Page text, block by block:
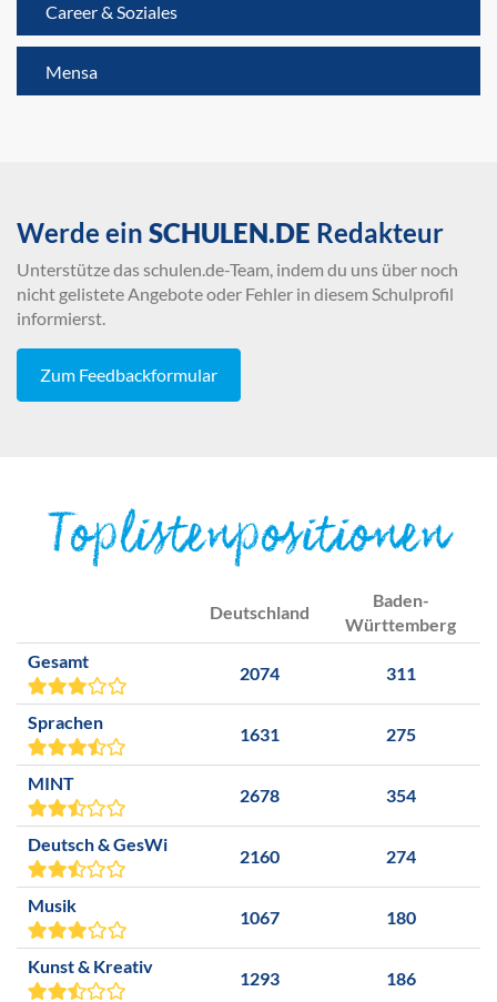
Career & Soziales
Mensa
Werde ein SCHULEN.DE Redakteur
Unterstütze das schulen.de-Team, indem du uns über noch
nicht gelistete Angebote oder Fehler in diesem Schulprofil
informierst.
Zum Feedbackformular
Toplistenpositionen
Deutschland
Baden-
Württemberg
Gesamt
2074 311
Sprachen
1631 275
MINT
2678 354
Deutsch & GesWi
2160 274
Musik
1067 180
Kunst & Kreativ
1293 186